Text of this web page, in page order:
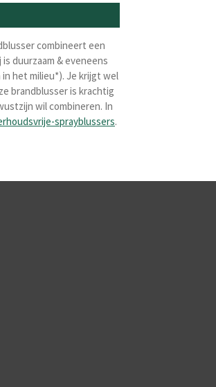
combineert een
duurzaam & eveneens
het milieu*). Je krijgt wel
brandblusser is krachtig
wil combineren. In
sprayblussers.